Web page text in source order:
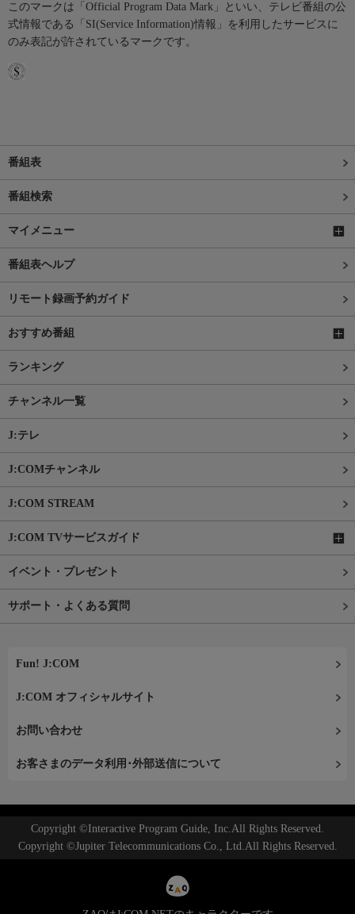
このマークは「Official Program Data Mark」といい、テレビ番組の公
式情報である「SI(Service Information)情報」を利用したサービスに
のみ表記が許されているマークです。
番組表
番組検索
マイメニュー
番組表ヘルプ
リモート録画予約ガイド
おすすめ番組
ランキング
チャンネル一覧
J:テレ
J:COMチャンネル
J:COM STREAM
J:COM TVサービスガイド
イベント・プレゼント
サポート・よくある質問
Fun! J:COM
J:COM オフィシャルサイト
お問い合わせ
お客さまのデータ利用･外部送信について
Copyright ©Interactive Program Guide, Inc.All Rights Reserved.
Copyright ©Jupiter Telecommunications Co., Ltd.All Rights Reserved.